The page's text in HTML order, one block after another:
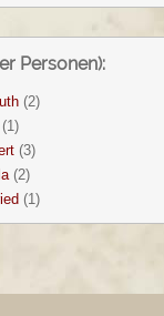
Personen):
(2)
(1)
(3)
(2)
(1)